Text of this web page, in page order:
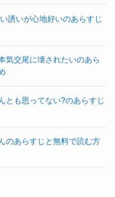
誘いが心地好いのあらすじ
気交尾に壊されたいのあら
とも思ってない?のあらすじ
のあらすじと無料で読む方